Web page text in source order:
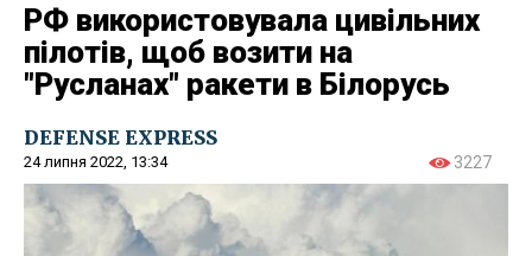
РФ використовувала цивільних
пілотів, щоб возити на
"Русланах" ракети в Білорусь
DEFENSE EXPRESS
24 липня 2022, 13:34 3227